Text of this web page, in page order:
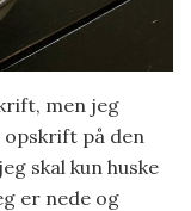
men jeg
opskrift på den
skal kun huske
er nede og